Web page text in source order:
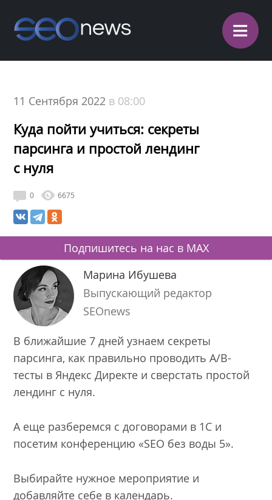
≡
11 Сентября 2022 в 08:00
Куда пойти учиться: секреты
парсинга и простой лендинг
с нуля
0 6675
Подпишитесь на нас в MAX
Марина Ибушева
Выпускающий редактор
SEOnews
В ближайшие 7 дней узнаем секреты
парсинга, как правильно проводить А/B-
тесты в Яндекс Директе и сверстать простой
лендинг с нуля.
А еще разберемся с договорами в 1С и
посетим конференцию «SEO без воды 5».
Выбирайте нужное мероприятие и
добавляйте себе в календарь.